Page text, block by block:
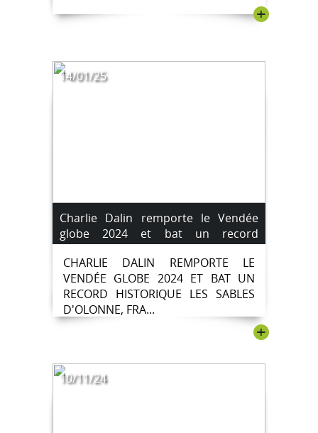
+
14/01/25
Charlie Dalin remporte le Vendée
globe 2024 et bat un record
historique.
CHARLIE DALIN REMPORTE LE
VENDÉE GLOBE 2024 ET BAT UN
RECORD HISTORIQUE LES SABLES
D'OLONNE, FRA...
+
10/11/24